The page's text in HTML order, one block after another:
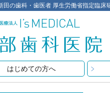
田の歯科・歯医者 厚生労働省指定臨
はじめての方へ